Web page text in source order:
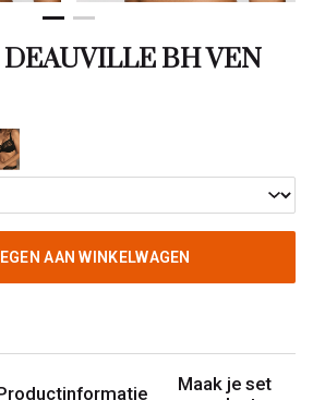
BH VEN
AAN WINKELWAGEN
Maak je set